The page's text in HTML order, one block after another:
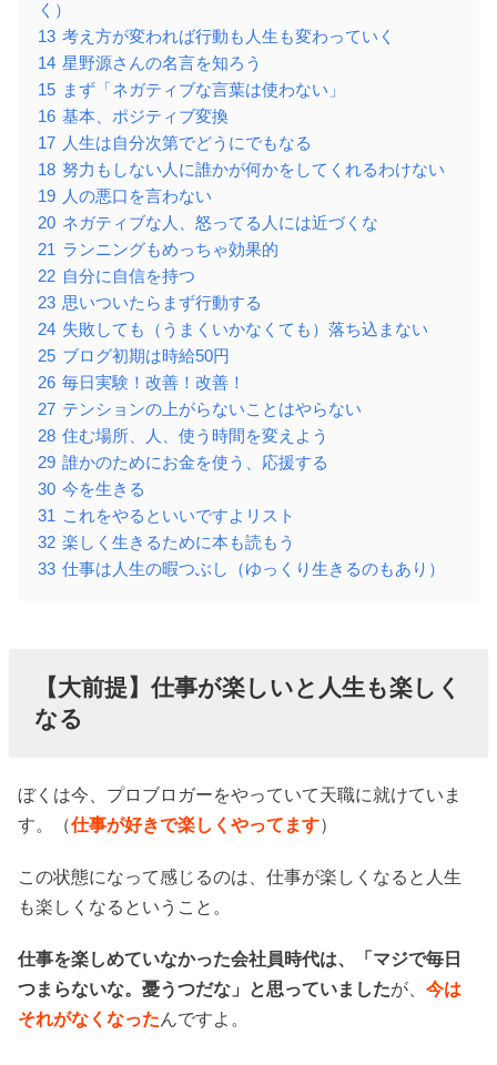
く）
13 考え方が変われば行動も人生も変わっていく
14 星野源さんの名言を知ろう
15 まず「ネガティブな言葉は使わない」
16 基本、ポジティブ変換
17 人生は自分次第でどうにでもなる
18 努力もしない人に誰かが何かをしてくれるわけない
19 人の悪口を言わない
20 ネガティブな人、怒ってる人には近づくな
21 ランニングもめっちゃ効果的
22 自分に自信を持つ
23 思いついたらまず行動する
24 失敗しても（うまくいかなくても）落ち込まない
25 ブログ初期は時給50円
26 毎日実験！改善！改善！
27 テンションの上がらないことはやらない
28 住む場所、人、使う時間を変えよう
29 誰かのためにお金を使う、応援する
30 今を生きる
31 これをやるといいですよリスト
32 楽しく生きるために本も読もう
33 仕事は人生の暇つぶし（ゆっくり生きるのもあり）
【大前提】仕事が楽しいと人生も楽しく
なる
ぼくは今、プロブロガーをやっていて天職に就けていま
す。（仕事が好きで楽しくやってます）
この状態になって感じるのは、仕事が楽しくなると人生
も楽しくなるということ。
仕事を楽しめていなかった会社員時代は、「マジで毎日
つまらないな。憂うつだな」と思っていましたが、今は
それがなくなったんですよ。